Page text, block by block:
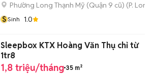
Phường Long Thạnh Mỹ (Quận 9 cũ) (P.
S Sinh 1.0
Sleepbox KTX Hoàng Văn Thụ chỉ từ
1tr8
1,8 triệu/tháng 35 m²